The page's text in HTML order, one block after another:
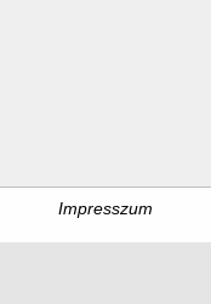
Impresszum